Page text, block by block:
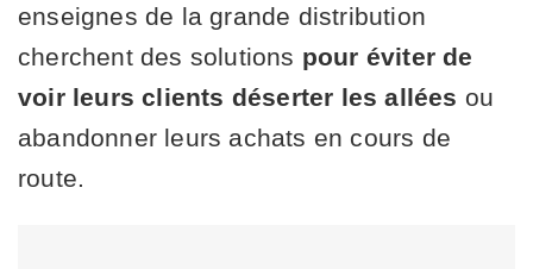
enseignes de la grande distribution
cherchent des solutions pour éviter de
voir leurs clients déserter les allées ou
abandonner leurs achats en cours de
route.